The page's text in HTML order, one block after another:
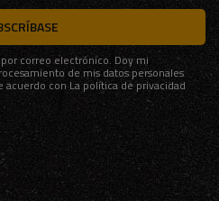
correo electrónico. Doy mi
de mis datos personales
acuerdo conLa política de privacidad